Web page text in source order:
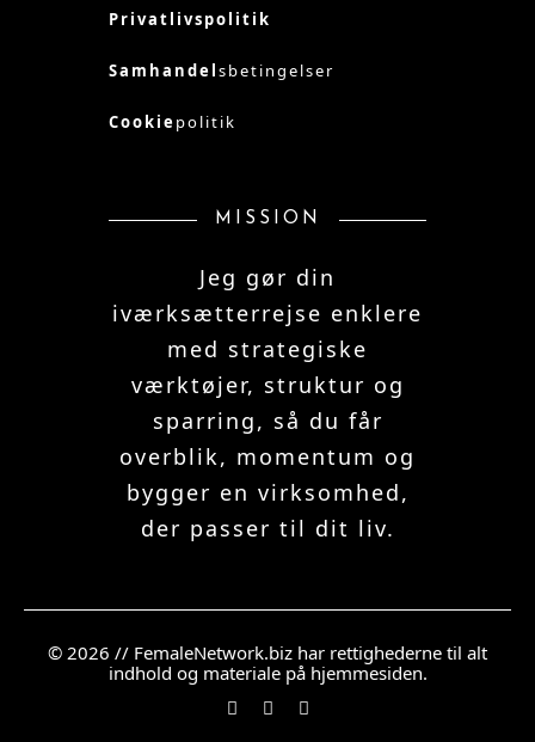
Privatlivspolitik
Samhandelsbetingelser
Cookiepolitik
MISSION
Jeg gør din
iværksætterrejse enklere
med strategiske
værktøjer, struktur og
sparring, så du får
overblik, momentum og
bygger en virksomhed,
der passer til dit liv.
© 2026 // FemaleNetwork.biz har rettighederne til alt
indhold og materiale på hjemmesiden.